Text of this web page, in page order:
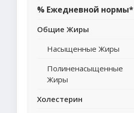
% Ежедневной нормы*
Общие Жиры
Насыщенные Жиры
Полиненасыщенные
Жиры
Холестерин